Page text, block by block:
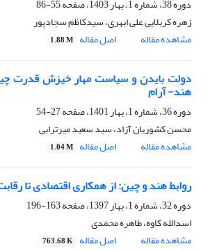
دوره 38، شماره 1، بهار 1403، صفحه
55-86
زهره کربلایی علی ابهری، سیدکاظم سجادپور
مشاهده مقاله
اصل مقاله 1.88 M
دولت بایدن و سیاست مهار خیزش قدرت
هند- آرام
دوره 36، شماره 1، بهار 1401، صفحه
27-54
محسن کشوریان آزاد، سید سعید میرترابی
مشاهده مقاله
اصل مقاله 1.04 M
روابط هند و چین: از همکاری اقتصادی تا
دوره 32، شماره 1، بهار 1397، صفحه
163-196
اسدالله کاوه، طاهره محمدی
مشاهده مقاله
اصل مقاله 763.68 K